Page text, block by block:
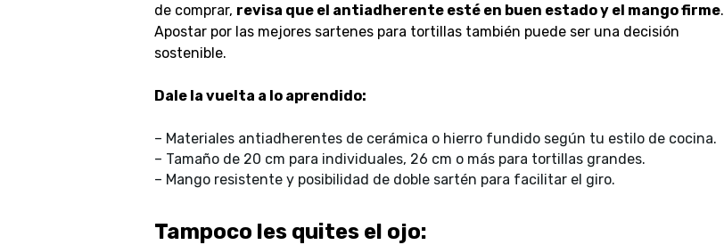
de comprar, revisa que el antiadherente esté en buen estado y el mango firme.
Apostar por las mejores sartenes para tortillas también puede ser una decisión
sostenible.
Dale la vuelta a lo aprendido:
– Materiales antiadherentes de cerámica o hierro fundido según tu estilo de cocina.
– Tamaño de 20 cm para individuales, 26 cm o más para tortillas grandes.
– Mango resistente y posibilidad de doble sartén para facilitar el giro.
Tampoco les quites el ojo: